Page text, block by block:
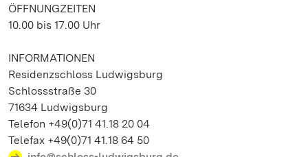
ÖFFNUNGZEITEN
10.00 bis 17.00 Uhr
INFORMATIONEN
Residenzschloss Ludwigsburg
Schlossstraße 30
71634 Ludwigsburg
Telefon +49(0)71 41.18 20 04
Telefax +49(0)71 41.18 64 50